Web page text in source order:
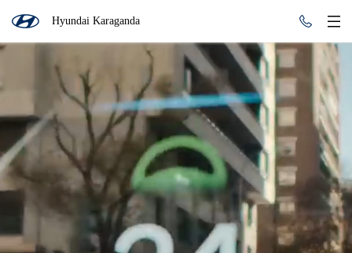
Hyundai Karaganda